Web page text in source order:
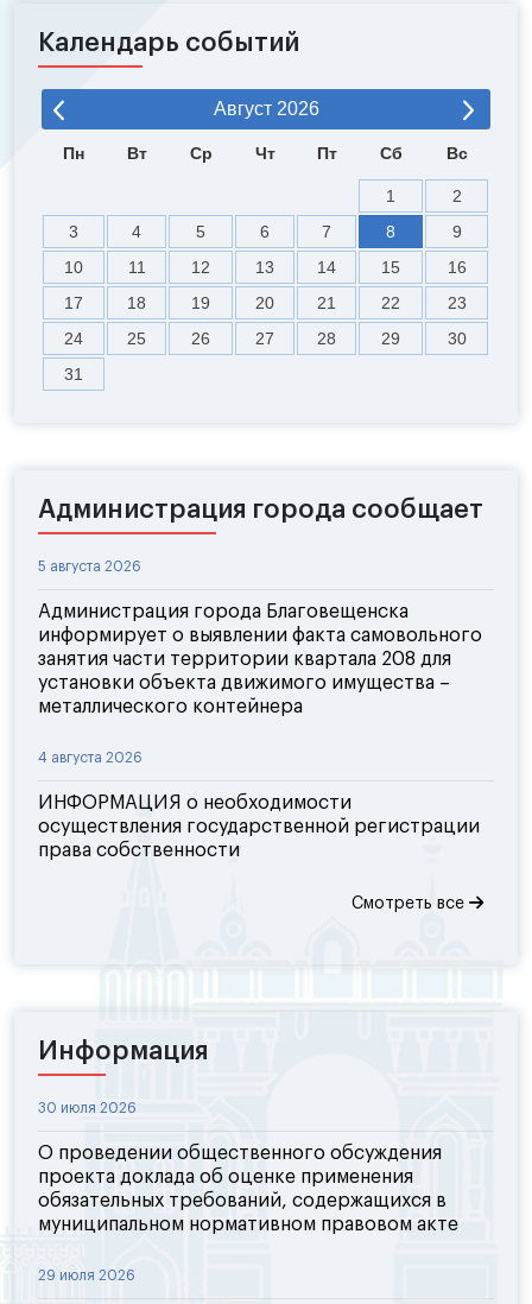
Календарь событий
Август 2026
Пн Вт Ср Чт Пт Сб Вс
1
2
3
4 5 6 7 8
9
10
11 12 13 14 15
16
17
18 19 20 21 22
23
24
25 26 27 28 29
30
31
Администрация города сообщает
5 августа 2026
Администрация города Благовещенска
информирует о выявлении факта самовольного
занятия части территории квартала 208 для
установки объекта движимого имущества –
металлического контейнера
4 августа 2026
ИНФОРМАЦИЯ о необходимости
осуществления государственной регистрации
права собственности
Смотреть все
Информация
30 июля 2026
О проведении общественного обсуждения
проекта доклада об оценке применения
обязательных требований, содержащихся в
муниципальном нормативном правовом акте
29 июля 2026